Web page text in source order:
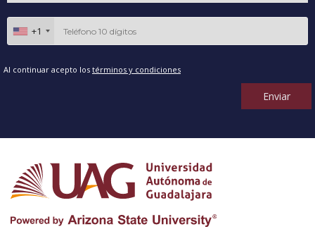
+1
Al continuar acepto los términos y condiciones
Enviar